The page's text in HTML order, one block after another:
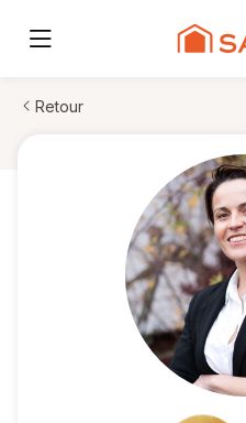
Retour